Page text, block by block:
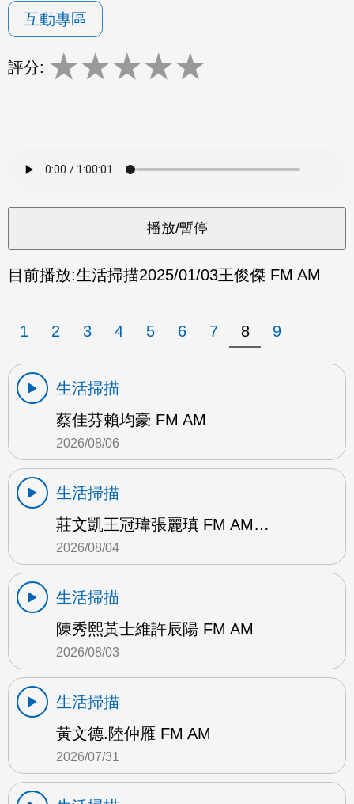
互動專區
評分: ★★★★★
目前播放:生活掃描2025/01/03王俊傑 FM AM
1 2 3 4 5 6 7 8 9
生活掃描
蔡佳芬賴均豪 FM AM
2026/08/06
生活掃描
莊文凱王冠瑋張麗瑱 FM AM…
2026/08/04
生活掃描
陳秀熙黃士維許辰陽 FM AM
2026/08/03
生活掃描
黃文德.陸仲雁 FM AM
2026/07/31